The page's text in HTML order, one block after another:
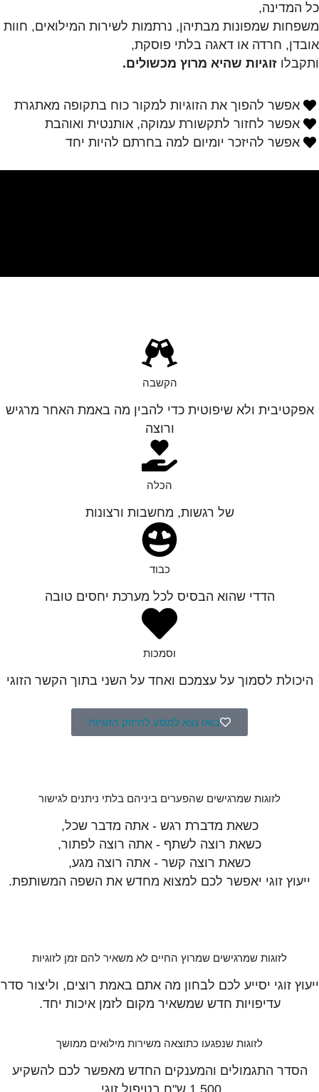
כל המדינה,
משפחות שמפונות מבתיהן, נרתמות לשירות המילואים, חוות
אובדן, חרדה או דאגה בלתי פוסקת,
ותקבלו זוגיות שהיא מרוץ מכשולים.
אפשר להפוך את הזוגיות למקור כוח בתקופה מאתגרת
אפשר לחזור לתקשורת עמוקה, אותנטית ואוהבת
אפשר להיזכר יומיום למה בחרתם להיות יחד
הקשבה
אפקטיבית ולא שיפוטית כדי להבין מה באמת האחר מרגיש
ורוצה
הכלה
של רגשות, מחשבות ורצונות
כבוד
הדדי שהוא הבסיס לכל מערכת יחסים טובה
וסמכות
היכולת לסמוך על עצמכם ואחד על השני בתוך הקשר הזוגי
בואו נצא למסע לחיזוק הזוגיות
לזוגות שמרגישים שהפערים ביניהם בלתי ניתנים לגישור
כשאת מדברת רגש - אתה מדבר שכל,
כשאת רוצה לשתף - אתה רוצה לפתור,
כשאת רוצה קשר - אתה רוצה מגע,
ייעוץ זוגי יאפשר לכם למצוא מחדש את השפה המשותפת.
לזוגות שמרגישים שמרוץ החיים לא משאיר להם זמן לזוגיות
ייעוץ זוגי יסייע לכם לבחון מה אתם באמת רוצים, וליצור סדר
עדיפויות חדש שמשאיר מקום לזמן איכות יחד.
לזוגות שנפגעו כתוצאה משירות מילואים ממושך
הסדר התגמולים והמענקים החדש מאפשר לכם להשקיע
1,500 ש"ח בטיפול זוגי.